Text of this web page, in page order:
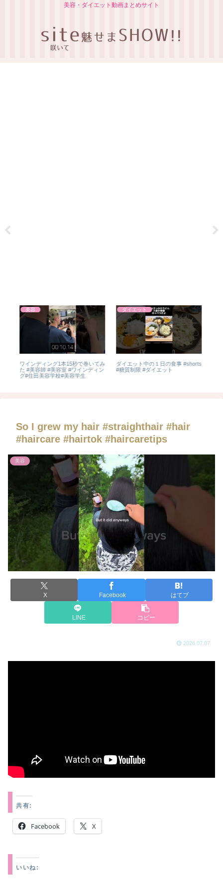
美容・ダイエット動画まとめサイト
美容
ワインディング1本15秒で巻いてみ
た #美容師 #美容室 #ワインディン
グ#住田美容学校#美容学生
ダイエット
ダイエット中の１日の食事 #shorts
#糖質制限 #ダイエット
So I grew my hair #straighthair #hair
#haircare #hairtok #haircaretips
美容
X Facebook はてブ
LINE コピー
2026.07.07
共有:
Facebook X
いいね: